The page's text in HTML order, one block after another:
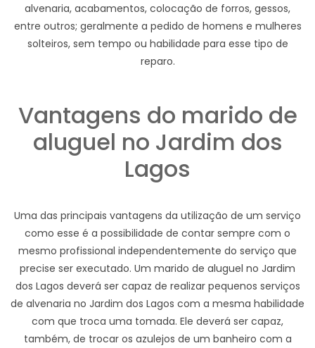
alvenaria, acabamentos, colocação de forros, gessos,
entre outros; geralmente a pedido de homens e mulheres
solteiros, sem tempo ou habilidade para esse tipo de
reparo.
Vantagens do marido de
aluguel no Jardim dos
Lagos
Uma das principais vantagens da utilização de um serviço
como esse é a possibilidade de contar sempre com o
mesmo profissional independentemente do serviço que
precise ser executado. Um marido de aluguel no Jardim
dos Lagos deverá ser capaz de realizar pequenos serviços
de alvenaria no Jardim dos Lagos com a mesma habilidade
com que troca uma tomada. Ele deverá ser capaz,
também, de trocar os azulejos de um banheiro com a